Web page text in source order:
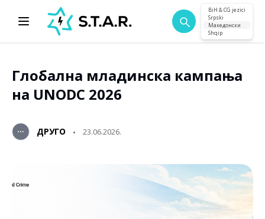
BiH & CG jezici
Srpski
Македонски
Shqip
Глобална младинска кампања
на UNODC 2026
ДРУГО 23.06.2026.